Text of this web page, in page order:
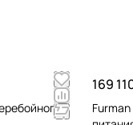
169